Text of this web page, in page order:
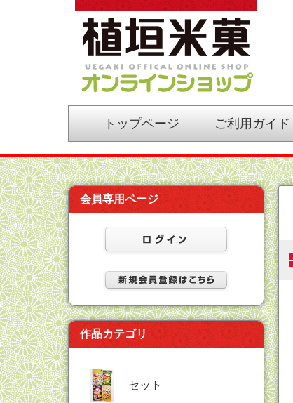
植垣米菓オンライン
ショップ
トップページ ご利用ガイド
会員専用ページ
作品カテゴリ
セット